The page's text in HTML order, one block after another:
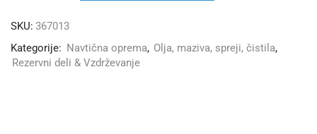
SKU: 367013
Kategorije: Navtična oprema, Olja, maziva, spreji, čistila,
Rezervni deli & Vzdrževanje